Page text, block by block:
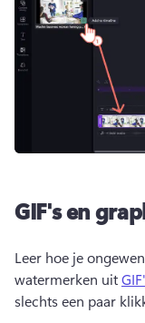
GIF's en
Leer hoe je
watermerken uit
slechts een paar